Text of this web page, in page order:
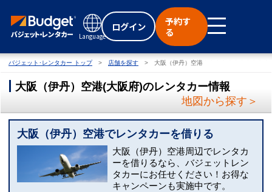
Language
ログイン
予約す
る
バジェット･レンタカー トップ 店舗を探す 大阪（伊丹）空港
大阪（伊丹）空港(大阪府)のレンタカー情報
地図から探す＞
大阪（伊丹）空港でレンタカーを借りる
大阪（伊丹）空港周辺でレンタカ
ーを借りるなら、バジェットレン
タカーにお任せください！お得な
キャンペーンも実施中です。